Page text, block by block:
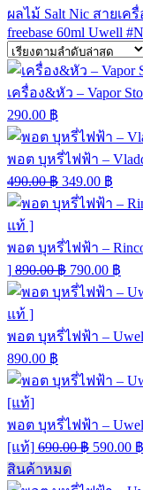
ผลไม้ Salt Nic สายเค
freebase 60ml Uwell
เครื่อง&หัว – Vapor
290.00 ฿
พอต บุหรี่ไฟฟ้า –
490.00฿ 349.00 ฿
พอต บุหรี่ไฟฟ้า –
] 890.00฿ 790.00 ฿
พอต บุหรี่ไฟฟ้า –
890.00 ฿
พอต บุหรี่ไฟฟ้า –
[แท้] 690.00฿ 590.00 ฿
สินค้าหมด